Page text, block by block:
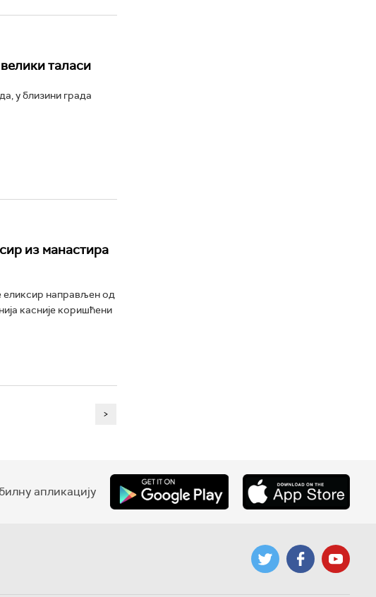
таласи
у близини града
из манастира
еликсир направљен од
касније коришћени
>
апликацију